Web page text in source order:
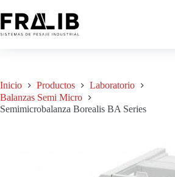
al
contenido
Semimicrobalanza Borealis BA Series
S/0.00 Agregar a
Inicio Productos
Laboratorio
Balanzas Semi Micro
Semimicrobalanza Borealis BA Series